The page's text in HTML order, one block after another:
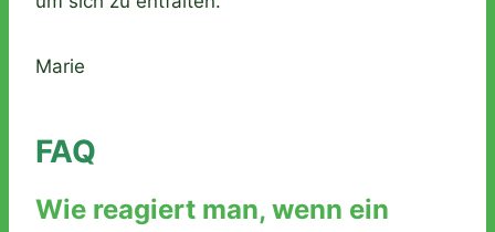
Marie
FAQ
Wie reagiert man, wenn ein